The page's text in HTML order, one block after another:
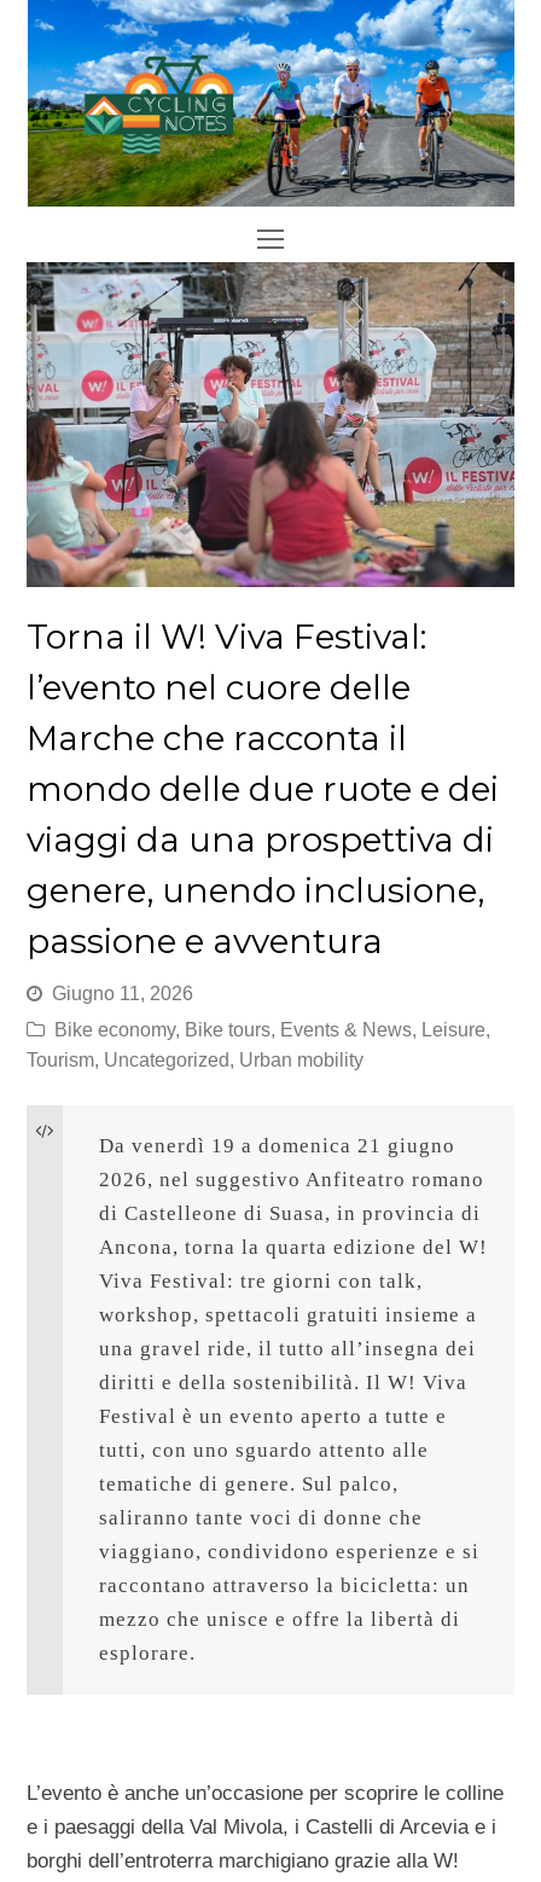
Open
Mobile
Menu
Torna il W! Viva Festival:
l’evento nel cuore delle
Marche che racconta il
mondo delle due ruote e dei
viaggi da una prospettiva di
genere, unendo inclusione,
passione e avventura
Giugno 11, 2026
Bike economy, Bike tours, Events & News, Leisure,
Tourism, Uncategorized, Urban mobility
Da venerdì 19 a domenica 21 giugno
2026, nel suggestivo Anfiteatro romano
di Castelleone di Suasa, in provincia di
Ancona, torna la quarta edizione del W!
Viva Festival: tre giorni con talk,
workshop, spettacoli gratuiti insieme a
una gravel ride, il tutto all’insegna dei
diritti e della sostenibilità. Il W! Viva
Festival è un evento aperto a tutte e
tutti, con uno sguardo attento alle
tematiche di genere. Sul palco,
saliranno tante voci di donne che
viaggiano, condividono esperienze e si
raccontano attraverso la bicicletta: un
mezzo che unisce e offre la libertà di
esplorare.
L’evento è anche un’occasione per scoprire le colline
e i paesaggi della Val Mivola, i Castelli di Arcevia e i
borghi dell’entroterra marchigiano grazie alla W!